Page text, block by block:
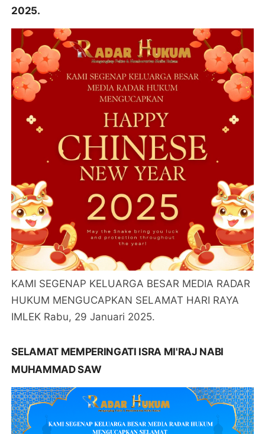
2025.
KAMI SEGENAP KELUARGA BESAR MEDIA RADAR
HUKUM MENGUCAPKAN SELAMAT HARI RAYA
IMLEK Rabu, 29 Januari 2025.
SELAMAT MEMPERINGATI ISRA MI'RAJ NABI
MUHAMMAD SAW